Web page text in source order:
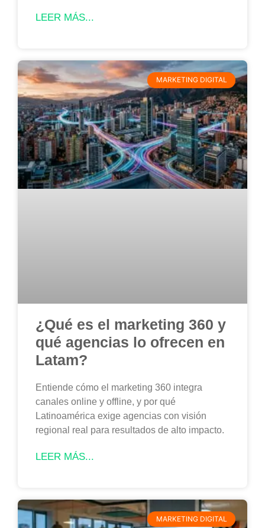
LEER MÁS...
MARKETING DIGITAL
¿Qué es el marketing 360 y
qué agencias lo ofrecen en
Latam?
Entiende cómo el marketing 360 integra
canales online y offline, y por qué
Latinoamérica exige agencias con visión
regional real para resultados de alto impacto.
LEER MÁS...
MARKETING DIGITAL